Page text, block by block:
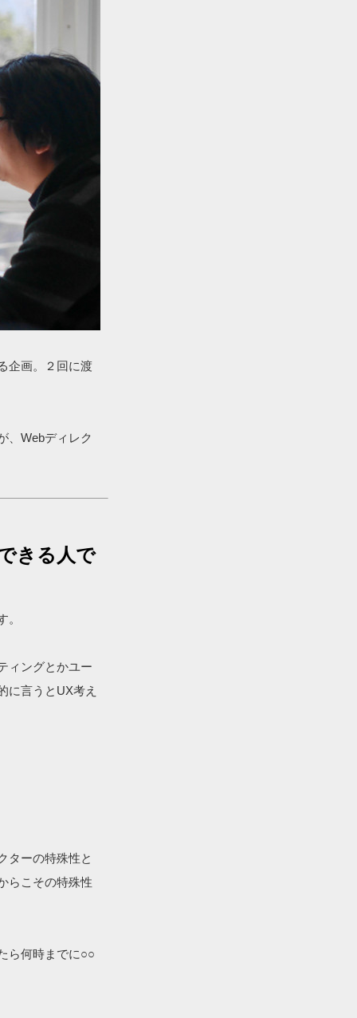
企画。２回に渡
、Webディレク
きる人で
ィングとかユー
に言うとUX考え
ターの特殊性と
らこその特殊性
ら何時までに○○